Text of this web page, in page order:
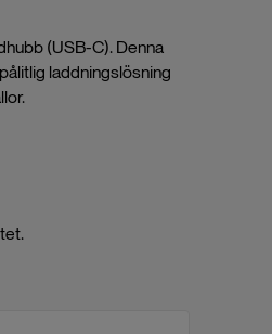
(USB-C). Denna
laddningslösning